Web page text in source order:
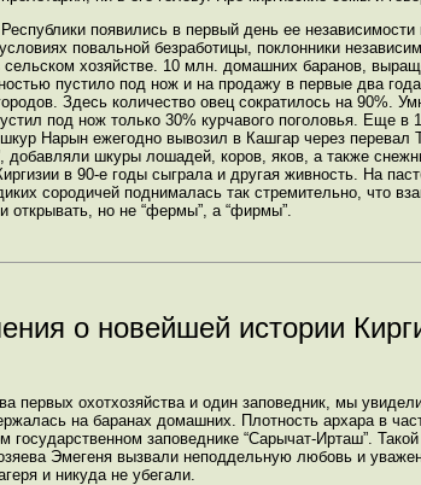
появились в первый день ее независимости
повальной безработицы, поклонники
хозяйстве. 10 млн. домашних баранов,
пустило под нож и на продажу в первые два
Здесь количество овец сократилось на 90%.
под нож только 30% курчавого поголовья. Еще в
Нарын ежегодно вывозил в Кашгар через перевал
добавляли шкуры лошадей, коров, яков, а также
в 90-е годы сыграла и другая живность. На
сородичей поднималась так стремительно, что
но не “фермы”, а “фирмы”.
о новейшей истории
охотхозяйства и один заповедник, мы
на баранах домашних. Плотность архара в
заповеднике “Сарычат-Ирташ”.
Эмегеня вызвали неподдельную любовь и
и никуда не убегали.